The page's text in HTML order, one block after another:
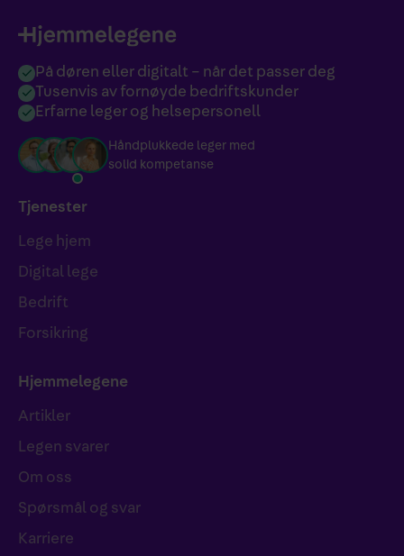
På døren eller digitalt – når det passer deg
Tusenvis av fornøyde bedriftskunder
Erfarne leger og helsepersonell
Håndplukkede leger med
solid kompetanse
Tjenester
Lege hjem
Digital lege
Bedrift
Forsikring
Hjemmelegene
Artikler
Legen svarer
Om oss
Spørsmål og svar
Karriere